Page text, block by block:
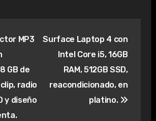
MP3
GB de
radio
y diseño
Surface Laptop 4 con
Intel Core i5, 16GB
RAM, 512GB SSD,
reacondicionado, en
platino.